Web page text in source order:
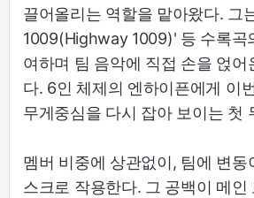
끌어올리는 역할을 맡아왔다. 그
1009(Highway 1009)' 등 수록곡
여하며 팀 음악에 직접 손을 얹어
다. 6인 체제의 엔하이픈에게 이
무게중심을 다시 잡아 보이는 첫
멤버 비중에 상관없이, 팀에 변동
스크로 작용한다. 그 공백이 메인